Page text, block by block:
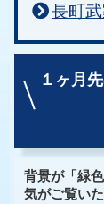
長町
１ヶ月
背景が「緑
気がご覧い